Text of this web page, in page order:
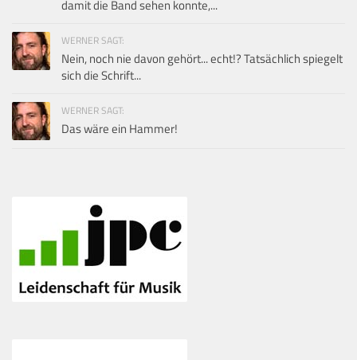
damit die Band sehen konnte,...
WERNER SAGT:
Nein, noch nie davon gehört... echt!? Tatsächlich spiegelt
sich die Schrift...
WERNER SAGT:
Das wäre ein Hammer!